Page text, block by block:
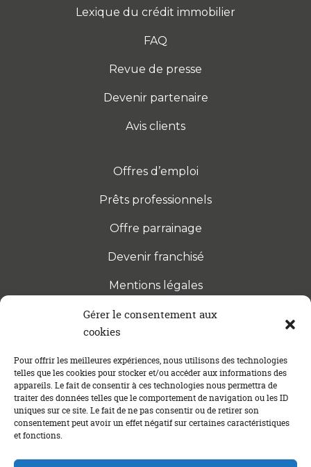
Gérer le consentement aux
cookies
Pour offrir les meilleures expériences, nous utilisons des technologies
telles que les cookies pour stocker et/ou accéder aux informations des
appareils. Le fait de consentir à ces technologies nous permettra de
traiter des données telles que le comportement de navigation ou les ID
uniques sur ce site. Le fait de ne pas consentir ou de retirer son
consentement peut avoir un effet négatif sur certaines caractéristiques
et fonctions.
Lexique du crédit immobilier
FAQ
Revue de presse
Devenir partenaire
Avis clients
Offres d’emploi
Prêts professionnels
Offre parrainage
Devenir franchisé
Mentions légales
S’INSCRIRE À LA NEWSLETTER
Abonnez-vous à notre newsletter pour être tenu au
courant des dernières actualités concernant le
crédit immobilier !